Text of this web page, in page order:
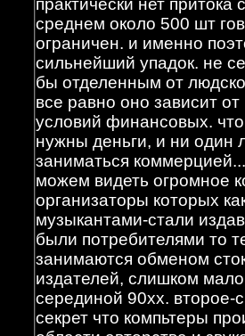
практически нет
среднем около 500 шт
ограничен. и именно
сильнейший упадок. не
бы отделенным от
все равно оно зависит
условий финансовых.
нужны деньги, и ни один
заниматься
можем видеть огромное
организаторы которых
музыкантами-стали
были потребителями то
занимаются обменом
издателей, слишком
серединой 90хх. второе-
секрет что компьтеры